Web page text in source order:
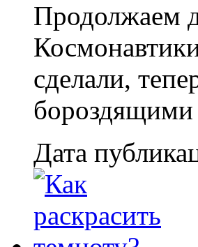
Продолжаем
сделали,
Дата